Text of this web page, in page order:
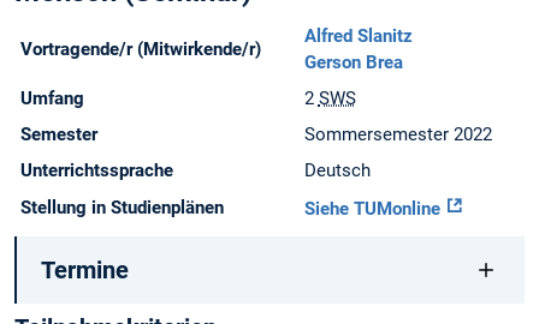
Vortragende/r (Mitwirkende/r)
Alfred Slanitz
Gerson Brea
Umfang
2 SWS
Semester
Sommersemester 2022
Unterrichtssprache
Deutsch
Stellung in Studienplänen
Siehe TUMonline
Termine